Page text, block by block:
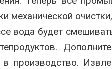
механической
вода будет
в производство.
Евросоюз
роста
Авг 7, 2026
Дом из